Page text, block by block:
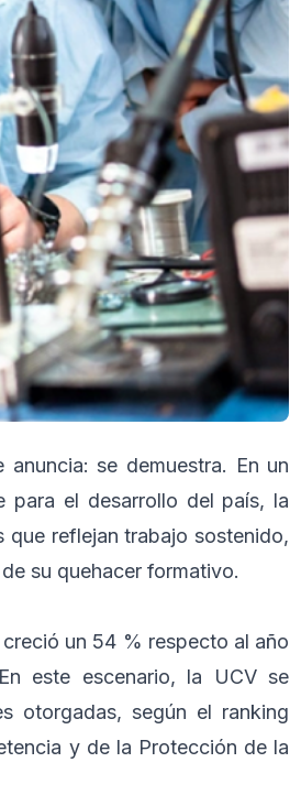
se demuestra. En un
para el desarrollo del país, la
que reflejan trabajo sostenido,
su quehacer formativo.
un 54 % respecto al año
este escenario, la UCV se
otorgadas, según el ranking
y de la Protección de la